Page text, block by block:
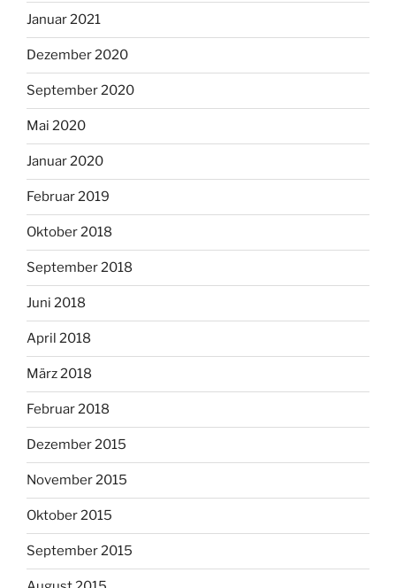
Januar 2021
Dezember 2020
September 2020
Mai 2020
Januar 2020
Februar 2019
Oktober 2018
September 2018
Juni 2018
April 2018
März 2018
Februar 2018
Dezember 2015
November 2015
Oktober 2015
September 2015